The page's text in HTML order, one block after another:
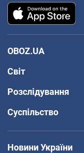
OBOZ.UA
Світ
Розслідування
Суспільство
Новини України